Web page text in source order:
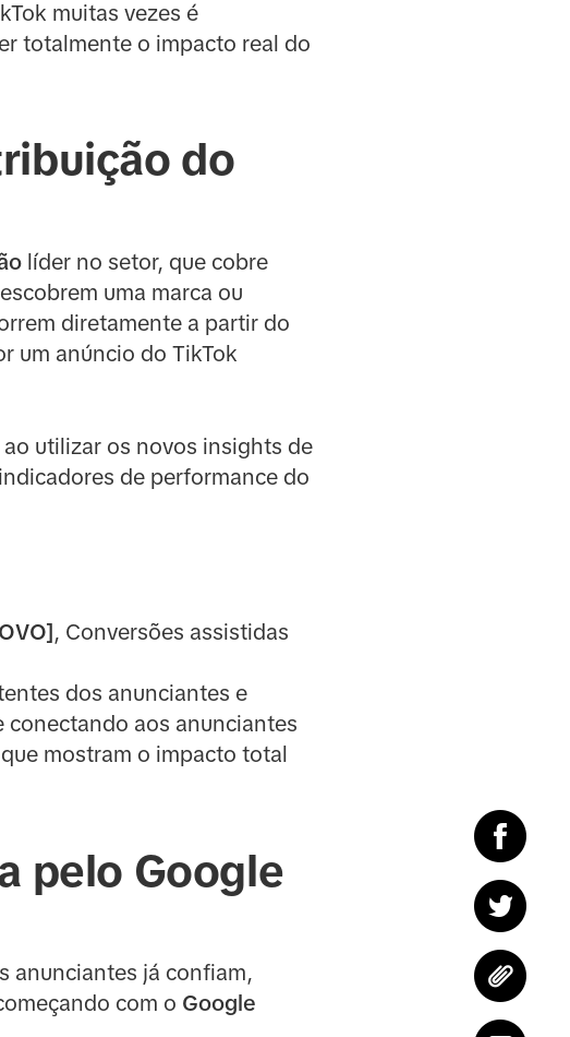
muitas vezes é
totalmente o impacto real do
do
líder no setor, que cobre
uma marca ou
diretamente a partir do
um anúncio do TikTok
utilizar os novos insights de
de performance do
, Conversões assistidas
dos anunciantes e
conectando aos anunciantes
mostram o impacto total
pelo Google
anunciantes já confiam,
com o Google